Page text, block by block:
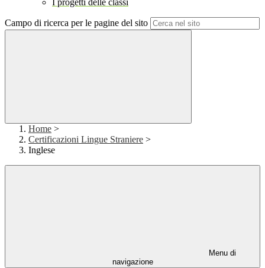
I progetti delle classi
Campo di ricerca per le pagine del sito
Home >
Certificazioni Lingue Straniere >
Inglese
Menu di
navigazione